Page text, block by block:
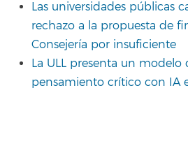
Las universidades públicas
rechazo a la propuesta de
Consejería por insuficiente
La ULL presenta un
pensamiento crítico con IA